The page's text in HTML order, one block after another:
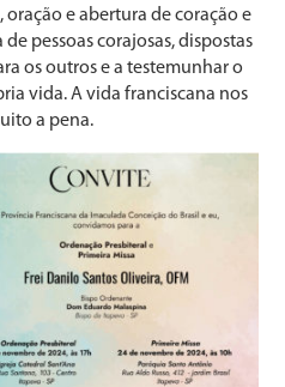
oração e abertura de coração e
pessoas corajosas, dispostas
os outros e a testemunhar o
vida. A vida franciscana nos
a pena.